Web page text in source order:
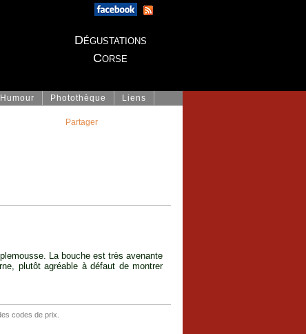
Dégustations
Corse
Humour Photothèque Liens
La bouche est très avenante
plutôt agréable à défaut de montrer
codes de prix.
Partager